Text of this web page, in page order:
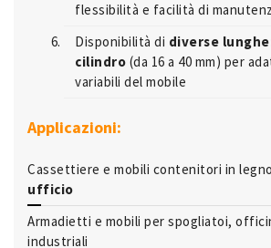
flessibilità e facilità di
Disponibilità di diverse
cilindro (da 16 a 40 mm) per
variabili del mobile
Applicazioni:
Cassettiere e mobili contenitori in
ufficio
Armadietti e mobili per spogliatoi,
industriali